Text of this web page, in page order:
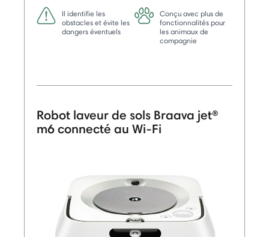
Il identifie les
obstacles et évite les
dangers éventuels
Conçu avec plus de
fonctionnalités pour
les animaux de
compagnie
Robot laveur de sols Braava jet®
m6 connecté au Wi-Fi